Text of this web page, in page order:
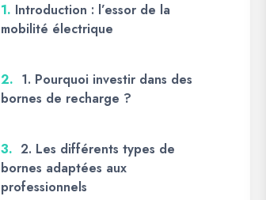
1. Introduction : l’essor de la
mobilité électrique
2. 1. Pourquoi investir dans des
bornes de recharge ?
3. 2. Les différents types de
bornes adaptées aux
professionnels